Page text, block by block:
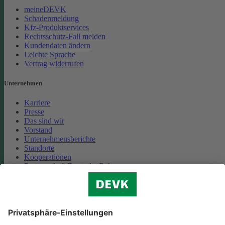
meineDEVK
Schadenmeldung
Kfz-Produktservices
Rechtsschutz-Fall melden
Kundendaten ändern
Leichte Sprache
Vertrag widerrufen
Unternehmen
Karriere
Presse
Das sind wir
Vorstand
Unternehmensberichte
Standorte
Kooperationen
Partnerschaft Deutsche Bahn